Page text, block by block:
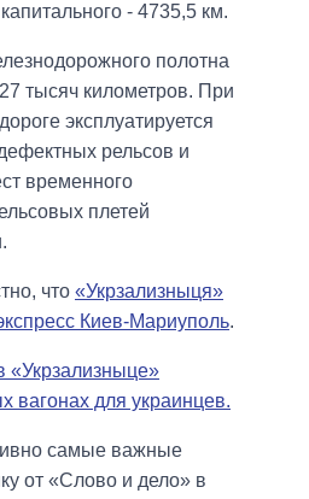
- 4735,5 км.
полотна
тысяч километров. При
эксплуатируется
рельсов и
временного
плетей
что «Укрзализныця»
Киев-Мариуполь.
«Укрзализныце»
вагонах для украинцев.
самые важные
от «Слово и дело» в